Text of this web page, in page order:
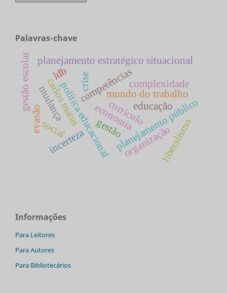
Palavras-chave
competências
educação
mundo do trabalho
política educacionalplanejamento público
planejamento estratégico situacional
carlos matus
gestão
complexidade
incerteza
crise
mudança
organizaçãoliberalismo
economia
social
ldb
currículo
gestão escolar
evasão
Informações
Para Leitores
Para Autores
Para Bibliotecários